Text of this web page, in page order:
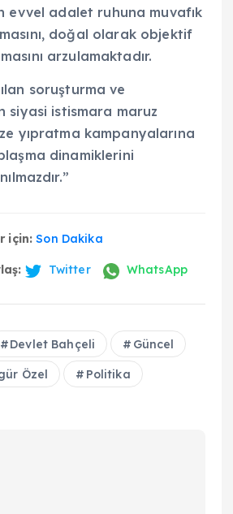
evvel adalet ruhuna muvafık
doğal olarak objektif
arzulamaktadır.
soruşturma ve
siyasi istismara maruz
yıpratma kampanyalarına
dinamiklerini
için: Son Dakika
Twitter WhatsApp
Devlet Bahçeli Güncel
Özel Politika